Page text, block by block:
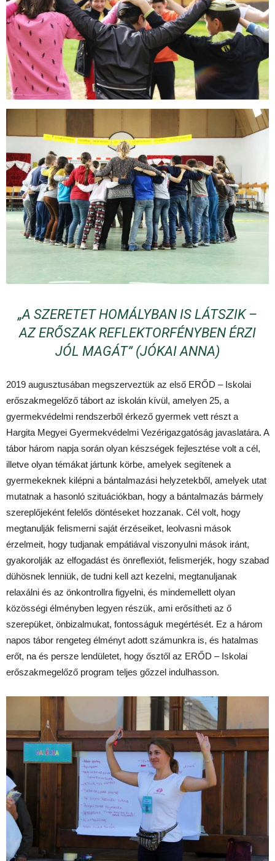
„A SZERETET HOMÁLYBAN IS LÁTSZIK –
AZ ERŐSZAK REFLEKTORFÉNYBEN ÉRZI
JÓL MAGÁT” (JÓKAI ANNA)
2019 augusztusában megszerveztük az első ERŐD – Iskolai
erőszakmegelőző tábort az iskolán kívül, amelyen 25, a
gyermekvédelmi rendszerből érkező gyermek vett részt a
Hargita Megyei Gyermekvédelmi Vezérigazgatóság javaslatára. A
tábor három napja során olyan készségek fejlesztése volt a cél,
illetve olyan témákat jártunk körbe, amelyek segítenek a
gyermekeknek kilépni a bántalmazási helyzetekből, amelyek utat
mutatnak a hasonló szituációkban, hogy a bántalmazás bármely
szereplőjeként felelős döntéseket hozzanak. Cél volt, hogy
megtanulják felismerni saját érzéseiket, leolvasni mások
érzelmeit, hogy tudjanak empátiával viszonyulni mások iránt,
gyakorolják az elfogadást és önreflexiót, felismerjék, hogy szabad
dühösnek lenniük, de tudni kell azt kezelni, megtanuljanak
relaxálni és az önkontrollra figyelni, és mindemellett olyan
közösségi élményben legyen részük, ami erősítheti az ő
szerepüket, önbizalmukat, fontosságuk megértését. Ez a három
napos tábor rengeteg élményt adott számunkra is, és hatalmas
erőt, na és persze lendületet, hogy ősztől az ERŐD – Iskolai
erőszakmegelőző program teljes gőzzel indulhasson.